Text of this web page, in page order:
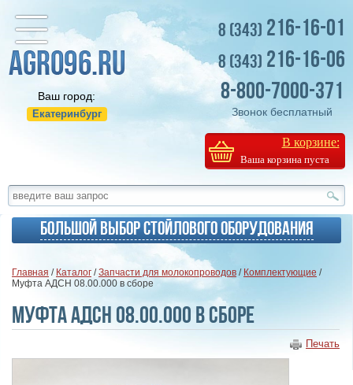
Ваш город:
Екатеринбург
8 (343) 216-16-01
8 (343) 216-16-06
8-800-7000-371
Звонок бесплатный
В корзине:
Ваша корзина пуста
Большой выбор стойлового оборудования
Главная / Каталог /Запчасти для молокопроводов / Комплектующие /
Муфта АДСН 08.00.000 в сборе
Муфта АДСН 08.00.000 в сборе
Печать